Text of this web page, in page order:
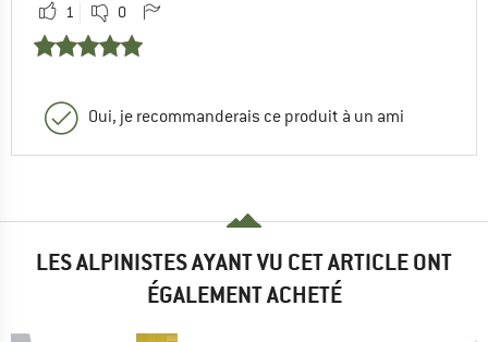
1 0
Oui, je recommanderais ce produit à un ami
LES ALPINISTES AYANT VU CET ARTICLE ONT
ÉGALEMENT ACHETÉ